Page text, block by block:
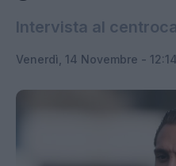
Intervista al
Venerdì, 14 Novembre - 12:14